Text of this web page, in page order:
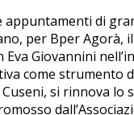
appuntamenti di
per Bper Agorà,
Giovannini
come strumento
si rinnova lo